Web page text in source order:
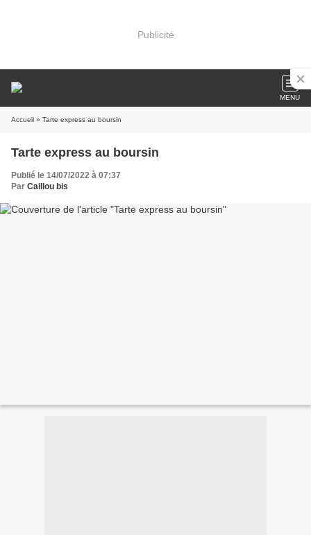
Publicité
MENU
Accueil » Tarte express au boursin
Tarte express au boursin
Publié le 14/07/2022 à 07:37
Par Caillou bis